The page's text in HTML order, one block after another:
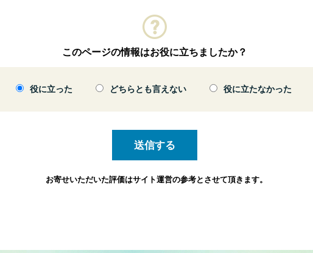
このページの情報はお役に立ちましたか？
役に立った どちらとも言えない 役に立たなかった
お寄せいただいた評価はサイト運営の参考とさせて頂きます。